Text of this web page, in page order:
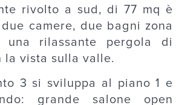
rivolto a sud, di 77 mq è
camere, due bagni zona
una rilassante pergola di
la vista sulla valle.
3 si sviluppa al piano 1 e
grande salone open